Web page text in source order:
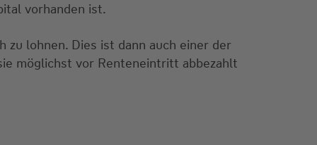
vorhanden ist.
lohnen. Dies ist dann auch einer der
möglichst vor Renteneintritt abbezahlt